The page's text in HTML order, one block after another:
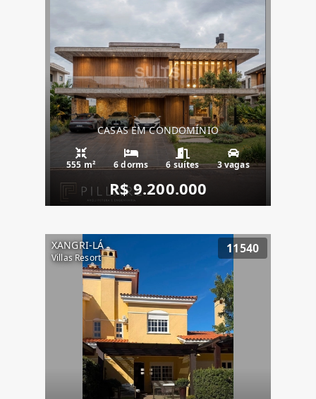
CASAS EM CONDOMÍNIO
555 m² 6 dorms 6 suítes 3 vagas
R$ 9.200.000
XANGRI-LÁ
Villas Resort
11540